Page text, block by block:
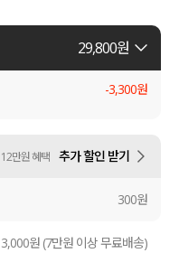
29,800원
-3,300원
만원 혜택 추가 할인 받기
300원
3,000원 (7만원 이상 무료배송)